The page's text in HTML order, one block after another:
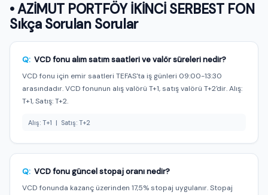
• AZİMUT PORTFÖY İKİNCİ SERBEST FON
Sıkça Sorulan Sorular
Q: VCD fonu alım satım saatleri ve valör süreleri nedir?
VCD fonu için emir saatleri TEFAS'ta iş günleri 09:00-13:30
arasındadır. VCD fonunun alış valörü T+1, satış valörü T+2'dir. Alış:
T+1, Satış: T+2.
Alış: T+1 | Satış: T+2
Q: VCD fonu güncel stopaj oranı nedir?
VCD fonunda kazanç üzerinden 17,5% stopaj uygulanır. Stopaj